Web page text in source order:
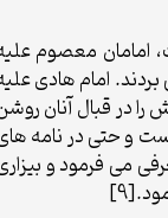
معصوم علیه
امام هادی علیه
قبال آنان روشن
حتی در نامه های
فرمود و بیزاری